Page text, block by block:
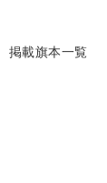
掲載旗本一覧